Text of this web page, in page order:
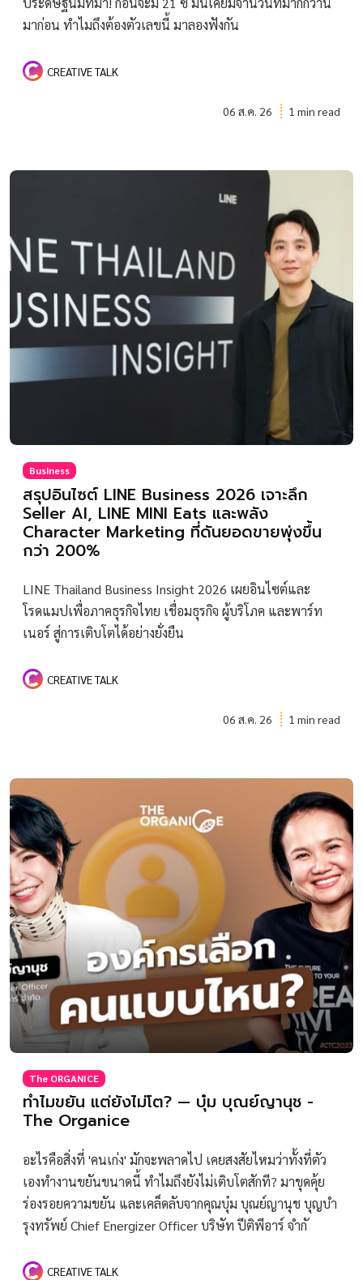
มาก่อน ทำไมถึงต้องตัวเลขนี้ มาลองฟังกัน
CREATIVE TALK
06 ส.ค. 26 1 min read
Business
สรุปอินไซต์ LINE Business 2026 เจาะลึก
Seller AI, LINE MINI Eats และพลัง
Character Marketing ที่ดันยอดขายพุ่งขึ้น
กว่า 200%
LINE Thailand Business Insight 2026 เผยอินไซต์และ
โรดแมปเพื่อภาคธุรกิจไทย เชื่อมธุรกิจ ผู้บริโภค และพาร์ท
เนอร์ สู่การเติบโตได้อย่างยั่งยืน
CREATIVE TALK
06 ส.ค. 26 1 min read
The ORGANICE
ทำไมขยัน แต่ยังไม่โต? — บุ๋ม บุณย์ญานุช -
The Organice
อะไรคือสิ่งที่ 'คนเก่ง' มักจะพลาดไป เคยสงสัยไหมว่าทั้งที่ตัว
เองทำงานขยันขนาดนี้ ทำไมถึงยังไม่เติบโตสักที? มาขุดคุ้ย
ร่องรอยความขยัน และเคล็ดลับจากคุณบุ๋ม บุณย์ญานุช บุญบํา
รุงทรัพย์ Chief Energizer Officer บริษัท ปีติพีอาร์ จำกั
CREATIVE TALK